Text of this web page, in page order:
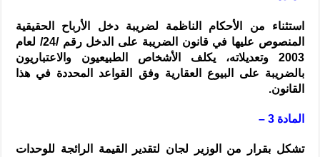
استثناء من الأحكام الناظمة لضريبة دخل الأرباح الحقيقية
المنصوص عليها في قانون الضريبة على الدخل رقم /24/ لعام
2003 وتعديلاته، يكلف الأشخاص الطبيعيون والاعتباريون
بالضريبة على البيوع العقارية وفق القواعد المحددة في هذا
القانون.
المادة 3 –
تشكل بقرار من الوزير لجان لتقدير القيمة الرائجة للوحدات